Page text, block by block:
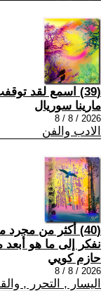
(39) اسمع لقد توقفت على ان تمطر 2
مارينا سوريال
2026 / 8 / 8
الادب والفن
(40) أكثر من مجرد
نفكر إلى ما هو
حازم كويي
2026 / 8 / 8
اليسار , التحرر ,